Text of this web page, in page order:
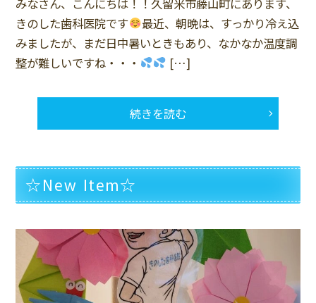
きのした歯科医院です
最近、朝晩は、すっかり冷え込
みましたが、まだ日中暑いときもあり、なかなか温度調
整が難しいですね・・・
[…]
続きを読む
☆New Item☆